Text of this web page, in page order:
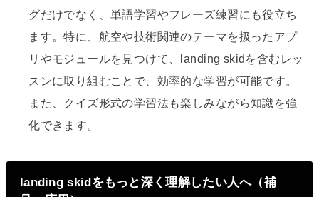
グだけでなく、単語学習やフレーズ練習にも役立ち
ます。特に、航空や技術関連のテーマを扱ったアプ
リやモジュールを見つけて、landing skidを含むレッ
スンに取り組むことで、効率的な学習が可能です。
また、クイズ形式の学習法も楽しみながら知識を強
化できます。
landing skidをもっと深く理解したい人へ（補